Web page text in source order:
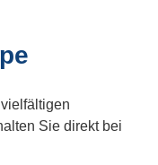
Sie direkt bei